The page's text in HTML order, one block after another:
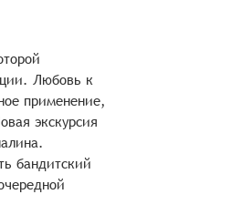
Любовь к
применение,
экскурсия
бандитский